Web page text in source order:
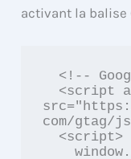
activant la balise
com/gtag/
    window.dataLayer =